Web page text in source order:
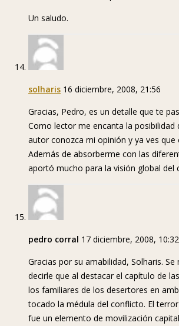
Un saludo.
solharis 16 diciembre, 2008, 21:56
Gracias, Pedro, es un detalle que te
Como lector me encanta la posibilidad
autor conozca mi opinión y ya ves que
Además de absorberme con las
aportó mucho para la visión global del
pedro corral 17 diciembre, 2008, 10:32
Gracias por su amabilidad, Solharis.
decirle que al destacar el capítulo de
los familiares de los desertores en
tocado la médula del conflicto. El
fue un elemento de movilización